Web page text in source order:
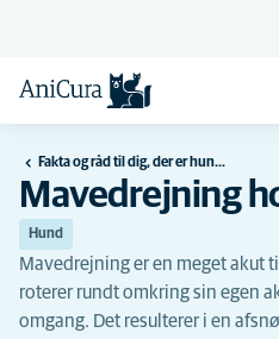
Fakta og råd til dig, der er hundeejer
Mavedrejning
Hund
Mavedrejning er en meget akut
roterer rundt omkring sin egen
omgang. Det resulterer i en